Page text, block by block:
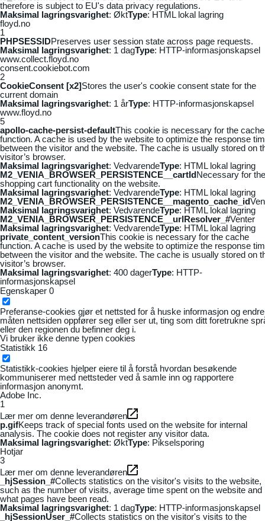
therefore is subject to EU's data privacy regulations.
Maksimal lagringsvarighet: ØktType: HTML lokal lagring
floyd.no
1
PHPSESSIDPreserves user session state across page requests.
Maksimal lagringsvarighet: 1 dagType: HTTP-informasjonskapsel
www.collect.floyd.no
consent.cookiebot.com
2
CookieConsent [x2]Stores the user's cookie consent state for the
current domain
Maksimal lagringsvarighet: 1 årType: HTTP-informasjonskapsel
www.floyd.no
5
apollo-cache-persist-defaultThis cookie is necessary for the cache
function. A cache is used by the website to optimize the response
between the visitor and the website. The cache is usually stored on
visitor’s browser.
Maksimal lagringsvarighet: VedvarendeType: HTML lokal lagring
M2_VENIA_BROWSER_PERSISTENCE__cartIdNecessary for the
shopping cart functionality on the website.
Maksimal lagringsvarighet: VedvarendeType: HTML lokal lagring
M2_VENIA_BROWSER_PERSISTENCE__magento_cache_id
Maksimal lagringsvarighet: VedvarendeType: HTML lokal lagring
M2_VENIA_BROWSER_PERSISTENCE__urlResolver_#Venter
Maksimal lagringsvarighet: VedvarendeType: HTML lokal lagring
private_content_versionThis cookie is necessary for the cache
function. A cache is used by the website to optimize the response
between the visitor and the website. The cache is usually stored on
visitor’s browser.
Maksimal lagringsvarighet: 400 dagerType: HTTP-
informasjonskapsel
Egenskaper 0
Preferanse-cookies gjør et nettsted for å huske informasjon og
måten nettsiden oppfører seg eller ser ut, ting som ditt foretrukne
eller den regionen du befinner deg i.
Vi bruker ikke denne typen cookies
Statistikk 16
Statistikk-cookies hjelper eiere til å forstå hvordan besøkende
kommuniserer med nettsteder ved å samle inn og rapportere
informasjon anonymt.
Adobe Inc.
1
Lær mer om denne leverandøren
p.gifKeeps track of special fonts used on the website for internal
analysis. The cookie does not register any visitor data.
Maksimal lagringsvarighet: ØktType: Pikselsporing
Hotjar
3
Lær mer om denne leverandøren
_hjSession_#Collects statistics on the visitor's visits to the website,
such as the number of visits, average time spent on the website and
what pages have been read.
Maksimal lagringsvarighet: 1 dagType: HTTP-informasjonskapsel
_hjSessionUser_#Collects statistics on the visitor's visits to the